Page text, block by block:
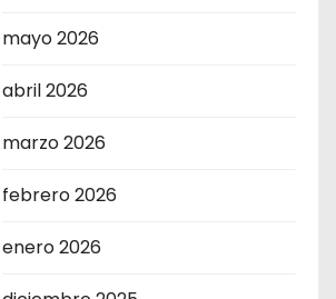
mayo 2026
abril 2026
marzo 2026
febrero 2026
enero 2026